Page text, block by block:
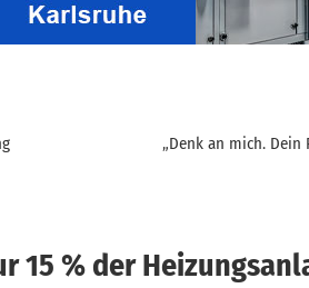
„Denk an mich. Dein
15 % der